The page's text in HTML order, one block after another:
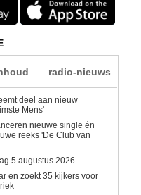
radio-nieuws
deel aan nieuw
Mens'
nieuwe single én
reeks 'De Club van
5 augustus 2026
en zoekt 35 kijkers voor